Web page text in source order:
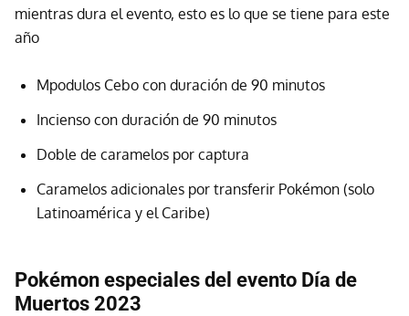
mientras dura el evento, esto es lo que se tiene para este
año
Mpodulos Cebo con duración de 90 minutos
Incienso con duración de 90 minutos
Doble de caramelos por captura
Caramelos adicionales por transferir Pokémon (solo
Latinoamérica y el Caribe)
Pokémon especiales del evento Día de
Muertos 2023